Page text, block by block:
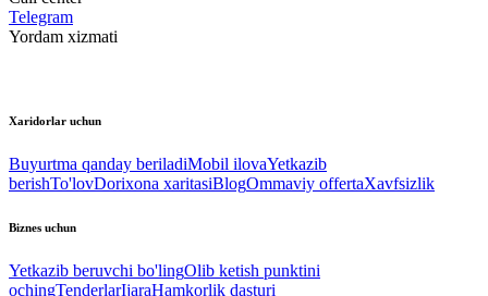
Telegram
Yordam xizmati
Xaridorlar uchun
Buyurtma qanday beriladiMobil ilovaYetkazib
berishTo'lovDorixona xaritasiBlogOmmaviy offertaXavfsizlik
Biznes uchun
Yetkazib beruvchi bo'lingOlib ketish punktini
ochingTenderlarIjaraHamkorlik dasturi